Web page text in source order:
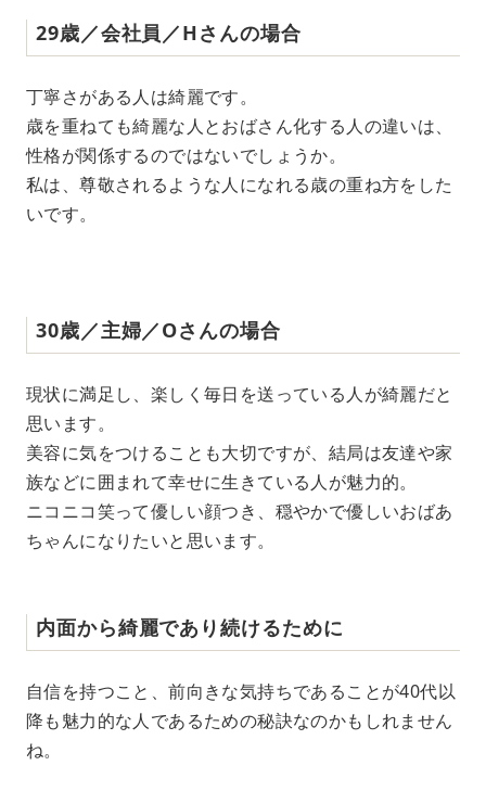
29歳／会社員／Hさんの場合
丁寧さがある人は綺麗です。
歳を重ねても綺麗な人とおばさん化する人の違いは、
性格が関係するのではないでしょうか。
私は、尊敬されるような人になれる歳の重ね方をした
いです。
30歳／主婦／Oさんの場合
現状に満足し、楽しく毎日を送っている人が綺麗だと
思います。
美容に気をつけることも大切ですが、結局は友達や家
族などに囲まれて幸せに生きている人が魅力的。
ニコニコ笑って優しい顔つき、穏やかで優しいおばあ
ちゃんになりたいと思います。
内面から綺麗であり続けるために
自信を持つこと、前向きな気持ちであることが40代以
降も魅力的な人であるための秘訣なのかもしれません
ね。